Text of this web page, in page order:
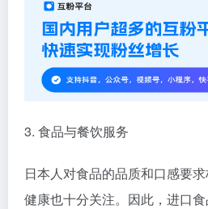
3. 食品与餐饮服务
日本人对食品的品质和口感要
健康也十分关注。因此，进口